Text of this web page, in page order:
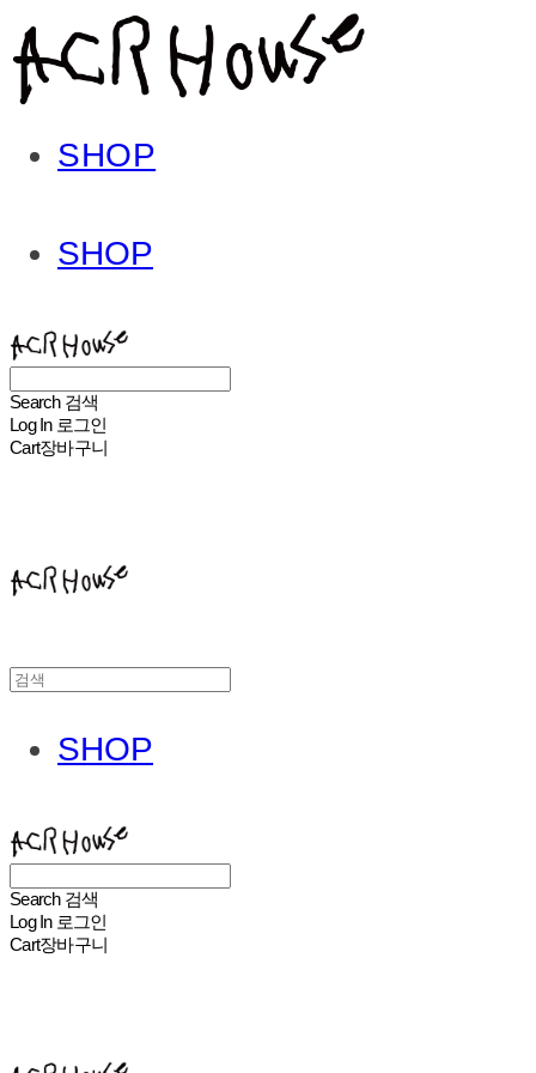
SHOP
SHOP
Search 검색
Log In 로그인
Cart장바구니
SHOP
Search 검색
Log In 로그인
Cart장바구니